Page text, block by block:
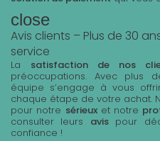
close
Avis clients – Plus de 30
service
La satisfaction de nos
préoccupations. Avec plus
équipe s’engage à vous
chaque étape de votre achat.
pour notre sérieuxet notre
consulter leurs avispour
confiance !